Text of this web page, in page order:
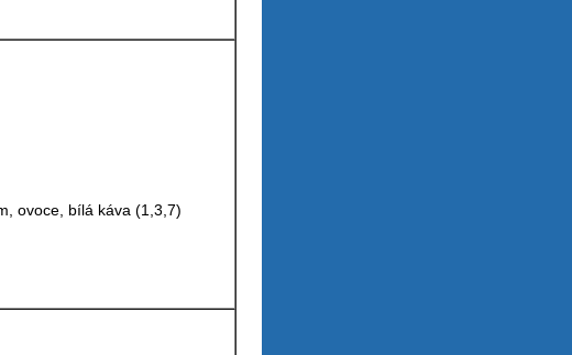
ovoce, bílá káva (1,3,7)